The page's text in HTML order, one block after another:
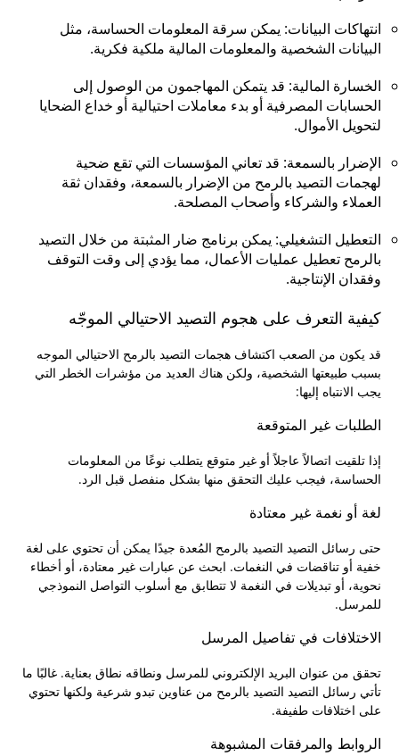
انتهاكات البيانات: يمكن سرقة المعلومات الحساسة، مثل
البيانات الشخصية والمعلومات المالية ملكية فكرية.
الخسارة المالية: قد يتمكن المهاجمون من الوصول إلى
الحسابات المصرفية أو بدء معاملات احتيالية أو خداع الضحايا
لتحويل الأموال.
الإضرار بالسمعة: قد تعاني المؤسسات التي تقع ضحية
لهجمات التصيد بالرمح من الإضرار بالسمعة، وفقدان ثقة
العملاء والشركاء وأصحاب المصلحة.
التعطيل التشغيلي: يمكن برنامج ضار المثبتة من خلال التصيد
بالرمح تعطيل عمليات الأعمال، مما يؤدي إلى وقت التوقف
وفقدان الإنتاجية.
كيفية التعرف على هجوم التصيد الاحتيالي الموجّه
قد يكون من الصعب اكتشاف هجمات التصيد بالرمح الاحتيالي الموجه
بسبب طبيعتها الشخصية، ولكن هناك العديد من مؤشرات الخطر التي
يجب الانتباه إليها:
الطلبات غير المتوقعة
إذا تلقيت اتصالاً عاجلاً أو غير متوقع يتطلب نوعًا من المعلومات
الحساسة، فيجب عليك التحقق منها بشكل منفصل قبل الرد.
لغة أو نغمة غير معتادة
حتى رسائل التصيد التصيد بالرمح المُعدة جيدًا يمكن أن تحتوي على لغة
خفية أو تناقضات في النغمات. ابحث عن عبارات غير معتادة، أو أخطاء
نحوية، أو تبديلات في النغمة لا تتطابق مع أسلوب التواصل النموذجي
للمرسل.
الاختلافات في تفاصيل المرسل
تحقق من عنوان البريد الإلكتروني للمرسل ونطاقه نطاق بعناية. غالبًا ما
تأتي رسائل التصيد التصيد بالرمح من عناوين تبدو شرعية ولكنها تحتوي
على اختلافات طفيفة.
الروابط والمرفقات المشبوهة